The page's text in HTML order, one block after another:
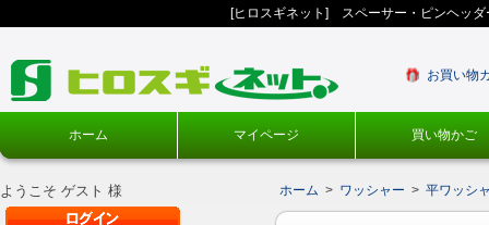
[ヒロスギネット] スペーサー・ピンヘッ
お買い物
ホーム マイページ 買い物かご
ようこそ ゲスト 様 ホーム > ワッシャー > 平ワッシ